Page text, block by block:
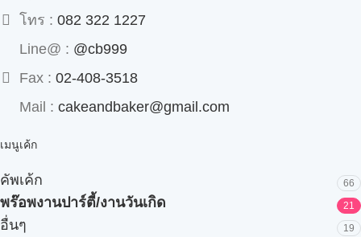
โทร : 082 322 1227
Line@ : @cb999
Fax : 02-408-3518
Mail : cakeandbaker@gmail.com
เมนูเค้ก
คัพเค้ก 66
พร๊อพงานปาร์ตี้/งานวันเกิด 21
อื่นๆ 19